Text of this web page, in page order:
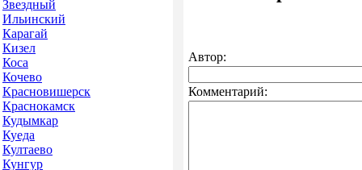
Звездный
Ильинский
Карагай
Кизел
Коса
Кочево
Красновишерск
Краснокамск
Кудымкар
Куеда
Култаево
Кунгур
Автор:
Комментарий: